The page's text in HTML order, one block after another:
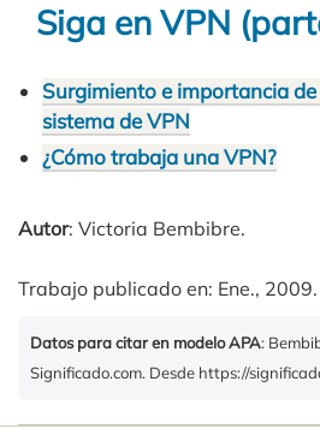
Siga en VPN
Surgimiento e importancia
sistema de VPN
¿Cómo trabaja una VPN?
Autor: Victoria Bembibre.
Trabajo publicado en: Ene., 2009.
Datos para citar en modelo APA:
Significado.com. Desde https://